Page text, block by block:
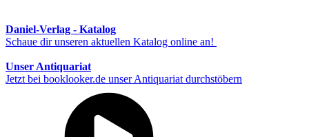
Daniel-Verlag - Katalog
Schaue dir unseren aktuellen Katalog online an!
Unser Antiquariat
Jetzt bei booklooker.de unser Antiquariat durchstöbern